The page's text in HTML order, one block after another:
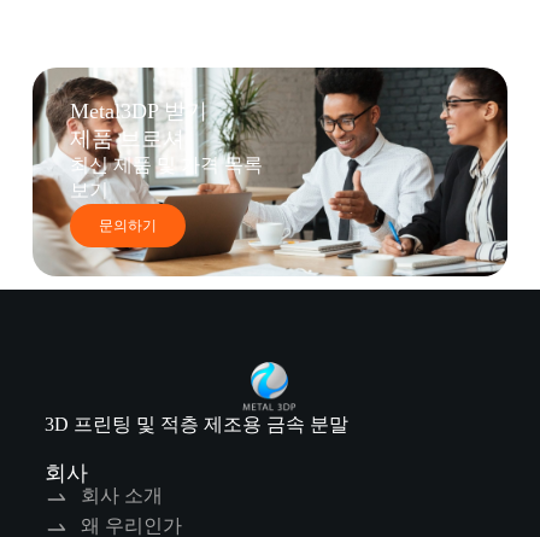
Metal3DP 받기
제품 브로셔
최신 제품 및 가격 목록
보기
문의하기
3D 프린팅 및 적층 제조용 금속 분말
회사
회사 소개
왜 우리인가